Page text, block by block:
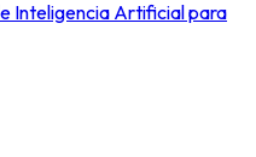
Inteligencia Artificial para